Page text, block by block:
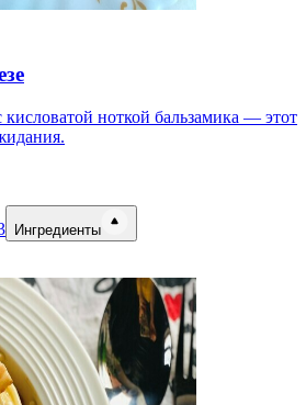
ноткой бальзамика — этот
Ингредиенты